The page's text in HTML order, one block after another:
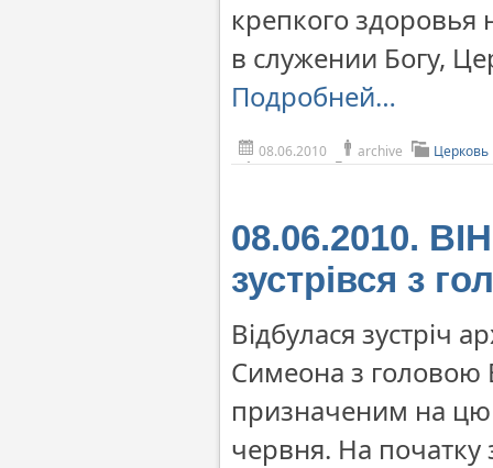
крепкого
в служении Богу,
Подробней…
08.06.2010 archive Церковь
08.06.2010.
зустрівся з
Відбулася зустріч
Симеона з головою
призначеним на цю
червня. На початку